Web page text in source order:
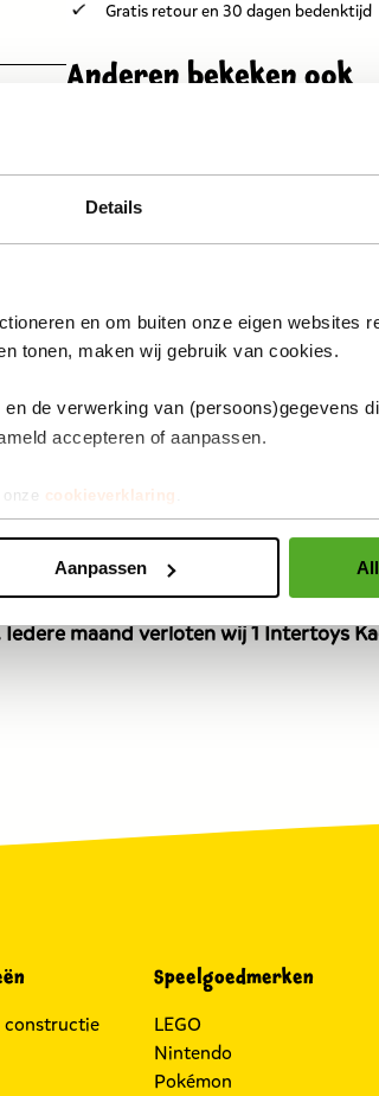
Details
en om buiten onze eigen websites
tonen, maken wij gebruik van cookies.
de verwerking van (persoons)gegevens
accepteren of aanpassen.
cookieverklaring
Aanpassen
Gratis retour en 30 dagen bedenktijd
Bell
Anderen bekeken ook
Disney Lorcana TCG
Tiana deck box
De
van
dit
is
euro.
5,99
maand verloten wij 1 Intertoys
constructie
Speelgoedmerken
LEGO
Nintendo
Pokémon